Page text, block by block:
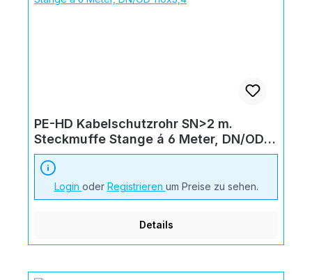
PE-HD Kabelschutzrohr SN>2 m.
Steckmuffe Stange á 6 Meter, DN/OD
110x3,4
Login oder Registrieren um Preise zu sehen.
Details